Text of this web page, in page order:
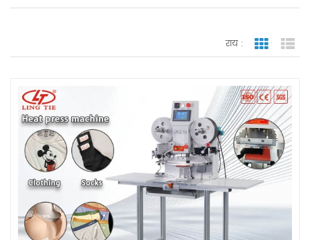
राय : जाली